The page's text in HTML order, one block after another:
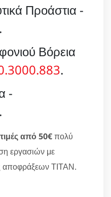
Προάστια -
.
Βόρεια
.
-
.
τιμές από 50€πολύ
εργασιών με
αποφράξεων ΤΙΤΑΝ.